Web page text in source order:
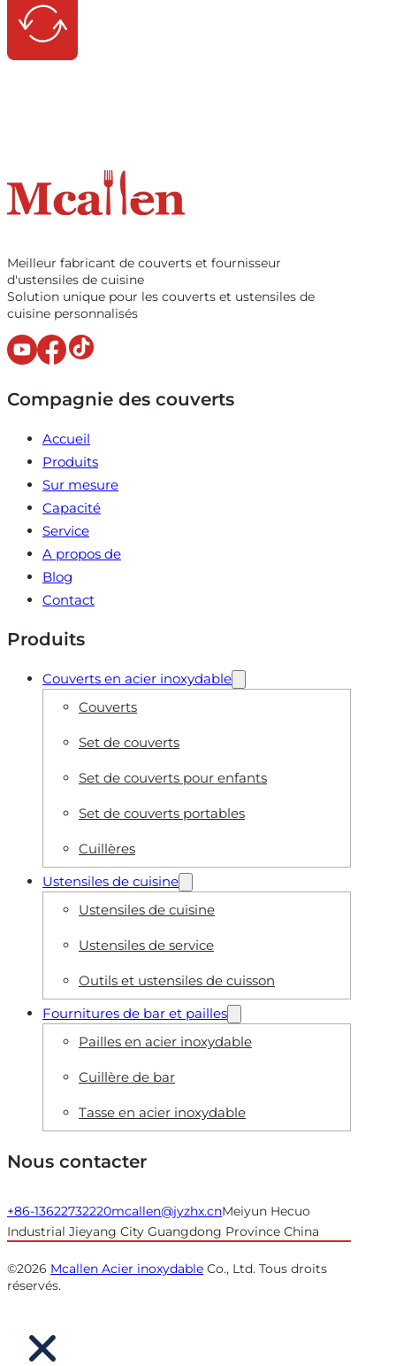
Meilleur fabricant de couverts et fournisseur
d'ustensiles de cuisine
Solution unique pour les couverts et ustensiles de
cuisine personnalisés
Compagnie des couverts
Accueil
Produits
Sur mesure
Capacité
Service
A propos de
Blog
Contact
Produits
Couverts en acier inoxydable
Couverts
Set de couverts
Set de couverts pour enfants
Set de couverts portables
Cuillères
Ustensiles de cuisine
Ustensiles de cuisine
Ustensiles de service
Outils et ustensiles de cuisson
Fournitures de bar et pailles
Pailles en acier inoxydable
Cuillère de bar
Tasse en acier inoxydable
Nous contacter
+86-13622732220mcallen@jyzhx.cnMeiyun Hecuo
Industrial Jieyang City Guangdong Province China
©2026 Mcallen Acier inoxydable Co., Ltd. Tous droits
réservés.